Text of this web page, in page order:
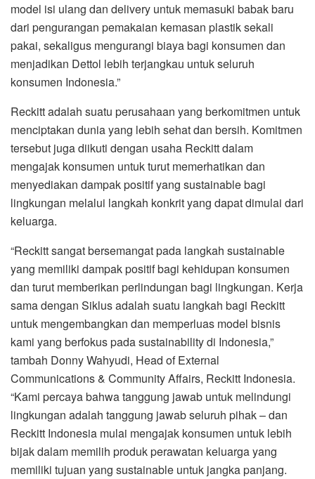
model isi ulang dan delivery untuk memasuki babak baru
dari pengurangan pemakaian kemasan plastik sekali
pakai, sekaligus mengurangi biaya bagi konsumen dan
menjadikan Dettol lebih terjangkau untuk seluruh
konsumen Indonesia.”
Reckitt adalah suatu perusahaan yang berkomitmen untuk
menciptakan dunia yang lebih sehat dan bersih. Komitmen
tersebut juga diikuti dengan usaha Reckitt dalam
mengajak konsumen untuk turut memerhatikan dan
menyediakan dampak positif yang sustainable bagi
lingkungan melalui langkah konkrit yang dapat dimulai dari
keluarga.
“Reckitt sangat bersemangat pada langkah sustainable
yang memiliki dampak positif bagi kehidupan konsumen
dan turut memberikan perlindungan bagi lingkungan. Kerja
sama dengan Siklus adalah suatu langkah bagi Reckitt
untuk mengembangkan dan memperluas model bisnis
kami yang berfokus pada sustainability di Indonesia,”
tambah Donny Wahyudi, Head of External
Communications & Community Affairs, Reckitt Indonesia.
“Kami percaya bahwa tanggung jawab untuk melindungi
lingkungan adalah tanggung jawab seluruh pihak – dan
Reckitt Indonesia mulai mengajak konsumen untuk lebih
bijak dalam memilih produk perawatan keluarga yang
memiliki tujuan yang sustainable untuk jangka panjang.